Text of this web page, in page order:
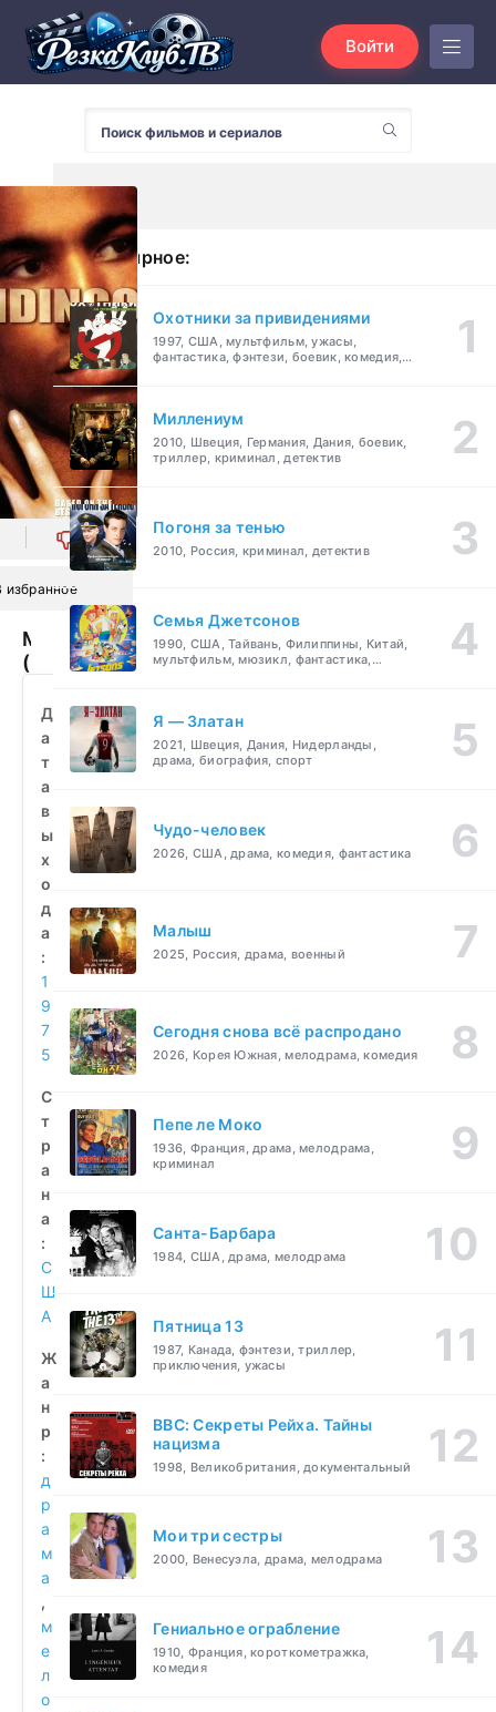
Войти
0
избранное
Мандинго
(1975)
бесплатно
Д
а
т
а
в
ы
х
о
д
а
:
1
9
7
5
С
т
р
а
н
а
:
С
Ш
А
Ж
а
н
р
:
д
р
а
м
а
,
м
е
л
о
Популярное:
Охотники за привидениями
1997, США, мультфильм, ужасы,
фантастика, фэнтези, боевик, комедия,
Миллениум
2010, Швеция, Германия, Дания, боевик,
триллер, криминал, детектив
Погоня за тенью
2010, Россия, криминал, детектив
Семья Джетсонов
1990, США, Тайвань, Филиппины, Китай,
мультфильм, мюзикл, фантастика,
Я — Златан
2021, Швеция, Дания, Нидерланды,
драма, биография, спорт
Чудо-человек
2026, США, драма, комедия, фантастика
Малыш
2025, Россия, драма, военный
Сегодня снова всё распродано
2026, Корея Южная, мелодрама, комедия
Пепе ле Моко
1936, Франция, драма, мелодрама,
криминал
Санта-Барбара
1984, США, драма, мелодрама
Пятница 13
1987, Канада, фэнтези, триллер,
приключения, ужасы
BBC: Секреты Рейха. Тайны
нацизма
1998, Великобритания, документальный
Мои три сестры
2000, Венесуэла, драма, мелодрама
Гениальное ограбление
1910, Франция, короткометражка,
комедия